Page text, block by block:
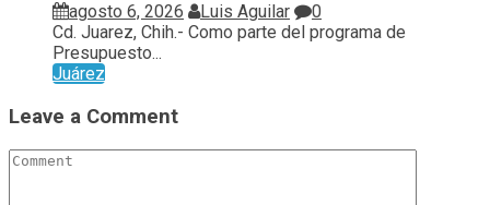
agosto 6, 2026 Luis Aguilar
0
Cd. Juarez, Chih.- Como parte del programa de
Presupuesto...
Juárez
Leave a Comment